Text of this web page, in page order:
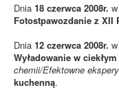
Dnia 18 czerwca 2008r.
Fotostpawozdanie z XII
Dnia 12 czerwca 2008r.
Wyładowanie w
chemii/Efektowne
kuchenną.